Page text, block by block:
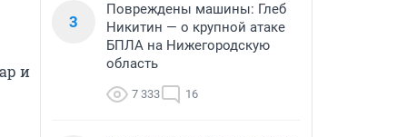
и
3
Повреждены машины: Глеб
Никитин — о крупной атаке
БПЛА на Нижегородскую
область
7 333 16